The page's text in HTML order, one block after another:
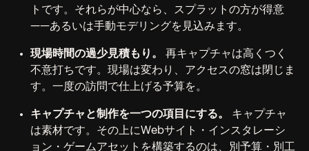
トです。それらが中心なら、スプラットの方が得意
——あるいは手動モデリングを見込みます。
現場時間の過少見積もり。
再キャプチャは高くつく
不意打ちです。現場は変わり、アクセスの窓は閉じま
す。一度の訪問で仕上げる予算を。
キャプチャと制作を一つの項目にする。
キャプチャ
は素材です。その上にWebサイト・インスタレーシ
ョン・ゲームアセットを構築するのは、別予算・別工